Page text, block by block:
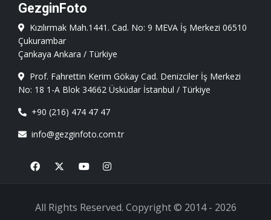
GezginFoto
Kızılırmak Mah.1441. Cad. No: 9 MEVA İş Merkezi 06510
Çukurambar
Çankaya Ankara / Türkiye
Prof. Fahrettin Kerim Gökay Cad. Denizciler İş Merkezi
No: 18 1-A Blok 34662 Üsküdar İstanbul / Türkiye
+90 (216) 474 47 47
info@gezginfoto.com.tr
All Rights Reserved. Copyright © 2014 - 2026